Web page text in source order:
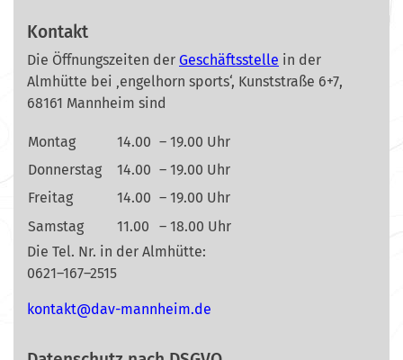
Kontakt
Die Öffnungszeiten der Geschäftsstelle in der
Almhütte bei ‚engelhorn sports‘, Kunststraße 6+7,
68161 Mannheim sind
Montag 14.00 – 19.00 Uhr
Donnerstag
14.00 – 19.00 Uhr
Freitag
14.00 – 19.00 Uhr
Samstag
11.00
– 18.00 Uhr
Die Tel. Nr. in der Almhütte:
0621–167–2515
ed.mi
ehnna
m-vad
@tkat
nok